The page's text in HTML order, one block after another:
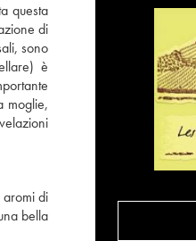
questa
di
sono
è
aromi di
bella